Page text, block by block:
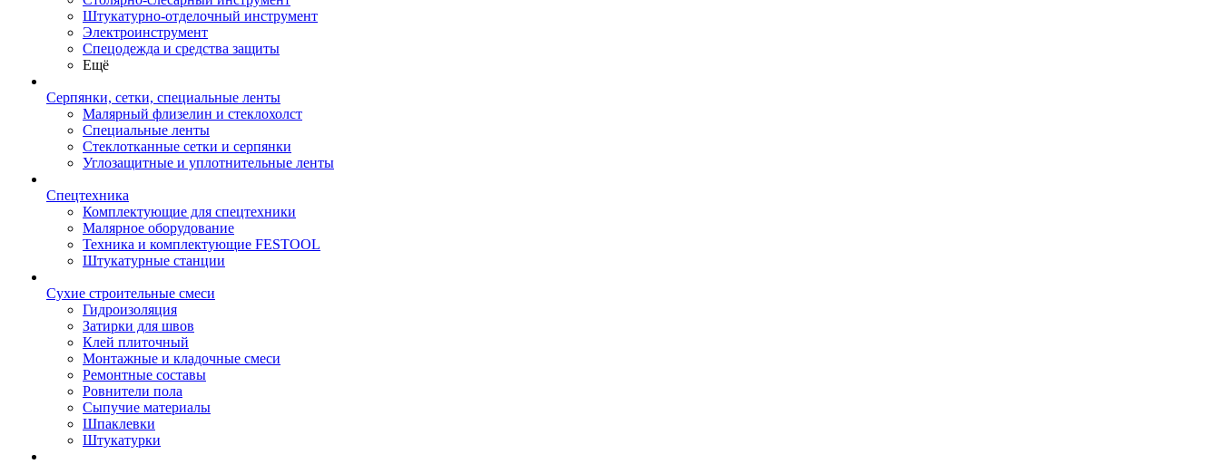
Штукатурно-отделочный инструмент
Электроинструмент
Спецодежда и средства защиты
Ещё
Серпянки, сетки, специальные ленты
Малярный флизелин и стеклохолст
Специальные ленты
Стеклотканные сетки и серпянки
Углозащитные и уплотнительные ленты
Спецтехника
Комплектующие для спецтехники
Малярное оборудование
Техника и комплектующие FESTOOL
Штукатурные станции
Сухие строительные смеси
Гидроизоляция
Затирки для швов
Клей плиточный
Монтажные и кладочные смеси
Ремонтные составы
Ровнители пола
Сыпучие материалы
Шпаклевки
Штукатурки